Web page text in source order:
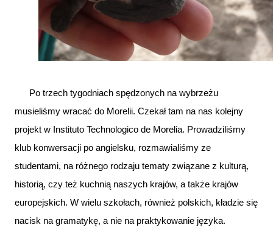
Po trzech tygodniach spędzonych na wybrzeżu
musieliśmy wracać do Morelii. Czekał tam na nas kolejny
projekt w Instituto Technologico de Morelia. Prowadziliśmy
klub konwersacji po angielsku, rozmawialiśmy ze
studentami, na różnego rodzaju tematy związane z kulturą,
historią, czy też kuchnią naszych krajów, a także krajów
europejskich. W wielu szkołach, również polskich, kładzie się
nacisk na gramatykę, a nie na praktykowanie języka.